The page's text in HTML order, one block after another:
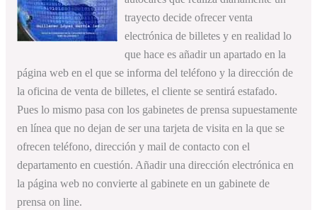
trayecto decide ofrecer venta
electrónica de billetes y en realidad lo
que hace es añadir un apartado en la
página web en el que se informa del teléfono y la dirección de
la oficina de venta de billetes, el cliente se sentirá estafado.
Pues lo mismo pasa con los gabinetes de prensa supuestamente
en línea que no dejan de ser una tarjeta de visita en la que se
ofrecen teléfono, dirección y mail de contacto con el
departamento en cuestión. Añadir una dirección electrónica en
la página web no convierte al gabinete en un gabinete de
prensa on line.